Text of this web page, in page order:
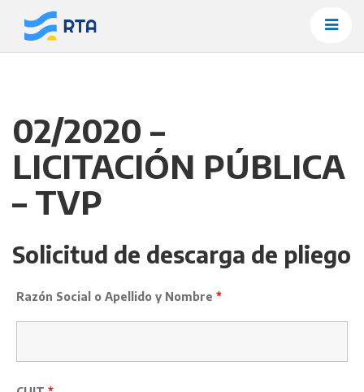
contenido
02/2020 –
LICITACIÓN PÚBLICA
– TVP
Solicitud de descarga de pliego
Razón Social o Apellido y Nombre *